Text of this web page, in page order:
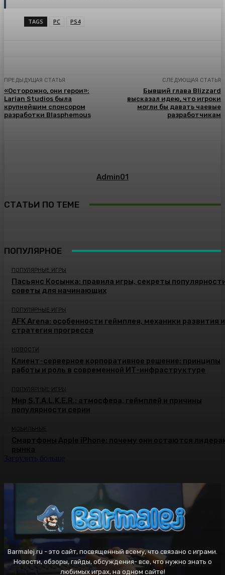
TAGS PC PS4
ПРЕДЫДУЩАЯ СТАТЬЯ
«Осторожно, они герои»:
Larian Studios была
крупнейшим спонсором
разработки Blasphemous
СЛЕДУЮЩАЯ СТАТЬЯ
Бывший глава Blizzard
высказал идею, что игроки
могли бы давать чаевые
разработчикам
Admin01
СТАТЬИ ПО ТЕМЕ
ПОПУЛЯРНОЕ
ПОПУЛЯРНЫЕ ИГРЫ
Пасьянс Косынка: правила игры, секреты
советы для начинающих
ПОПУЛЯРНЫЕ ИГРЫ
AFK Arena: особенности геймплея, механики развития и
стратегия прогресса
НОВОСТИ
Клиент-серверное корпоративное решение: принципы
работы и роль в современной ИТ-инфраструктуре
ПОПУЛЯРНЫЕ ИГРЫ
Мир S.T.A.L.K.E.R.: атмосфера, геймплей и причины
популярности серии
МОБИЛЬНЫЕ
Смартфоны Apple iPhone: почему они остаются
рынка
Загрузить больше
Barmalej.ru - это сайт, посвященный всему, что связано с играми.
Новости, обзоры, гайды, обсуждения- все, что нужно знать о
любимых играх, на одном сайте!